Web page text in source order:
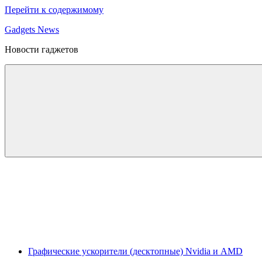
Перейти к содержимому
Gadgets News
Новости гаджетов
Графические ускорители (десктопные) Nvidia и AMD